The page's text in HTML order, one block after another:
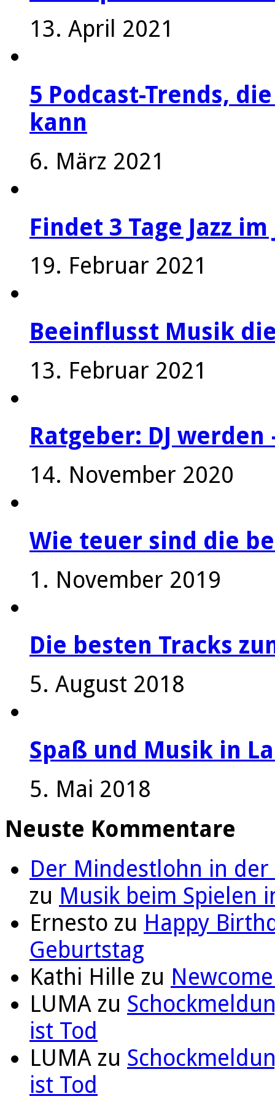
13. April 2021
5 Podcast-Trends,
kann
6. März 2021
Findet 3 Tage Jazz
19. Februar 2021
Beeinflusst Musik
13. Februar 2021
Ratgeber: DJ
14. November 2020
Wie teuer sind die
1. November 2019
Die besten Tracks
5. August 2018
Spaß und Musik in
5. Mai 2018
Neuste Kommentare
Der Mindestlohn in der
zu Musik beim Spielen
Ernesto zu Happy
Geburtstag
Kathi Hille zu
LUMA zu
ist Tod
LUMA zu
ist Tod